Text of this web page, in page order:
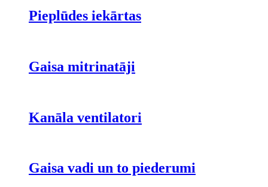
Pieplūdes iekārtas
Gaisa mitrinatāji
Kanāla ventilatori
Gaisa vadi un to piederumi